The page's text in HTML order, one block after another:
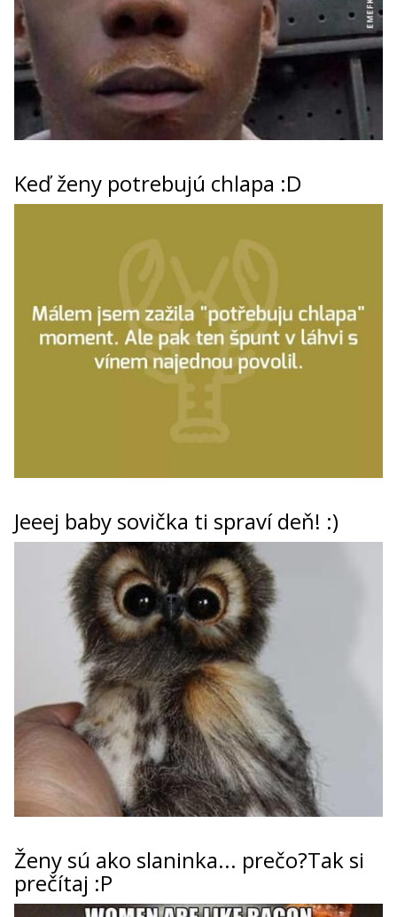
Keď ženy potrebujú chlapa :D
Jeeej baby sovička ti spraví deň! :)
ženy sú ako slaninka... prečo?Tak si
prečítaj :P